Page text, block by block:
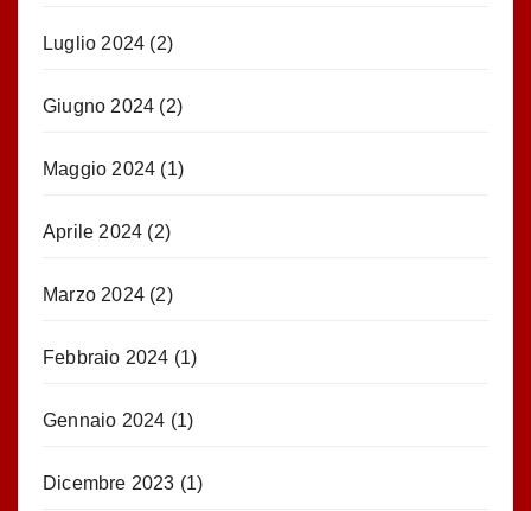
Luglio 2024 (2)
Giugno 2024 (2)
Maggio 2024 (1)
Aprile 2024 (2)
Marzo 2024 (2)
Febbraio 2024 (1)
Gennaio 2024 (1)
Dicembre 2023 (1)